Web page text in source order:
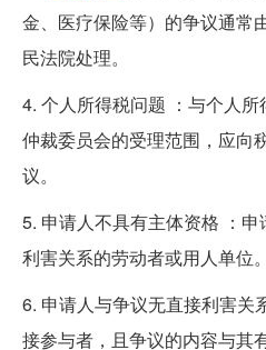
金、医疗保险等）的争议通常
民法院处理。
4. 个人所得税问题 ：与个人
仲裁委员会的受理范围，应向
议。
5. 申请人不具有主体资格 ：
利害关系的劳动者或用人单位。
6. 申请人与争议无直接利害关
接参与者，且争议的内容与其